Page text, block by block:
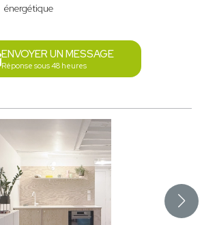
énergétique
ENVOYER UN MESSAGE
Réponse sous 48 heures